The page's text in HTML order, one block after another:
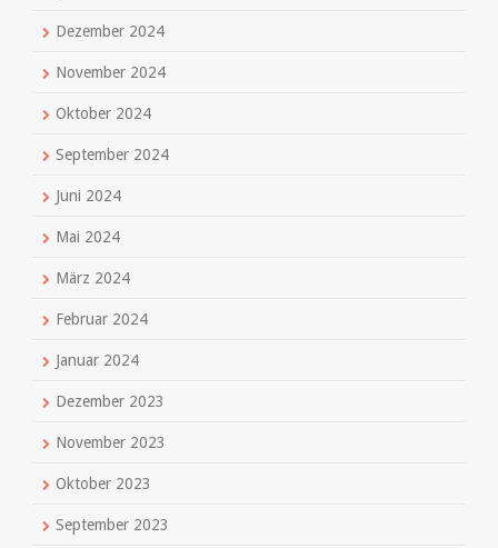
Dezember 2024
November 2024
Oktober 2024
September 2024
Juni 2024
Mai 2024
März 2024
Februar 2024
Januar 2024
Dezember 2023
November 2023
Oktober 2023
September 2023